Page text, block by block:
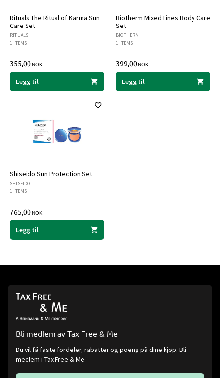
Rituals The Ritual of Karma Sun
Care Set
RITUALS
1 ITEMS
355,00NOK
Legg til
Biotherm Mixed Lines Body Care
Set
BIOTHERM
1 ITEMS
399,00NOK
Legg til
Shiseido Sun Protection Set
SHISEIDO
1 ITEMS
765,00NOK
Legg til
Bli medlem av Tax Free & Me
Du vil få faste fordeler, rabatter og poeng på dine kjøp. Bli
medlem i Tax Free & Me